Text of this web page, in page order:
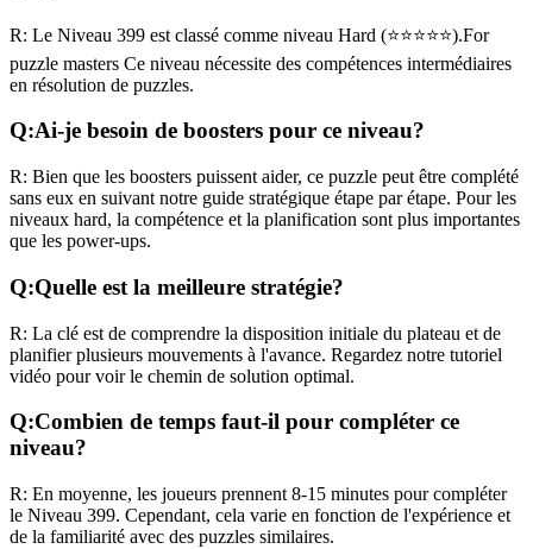
R: Le Niveau 399 est classé comme niveau Hard (⭐⭐⭐⭐⭐).For
puzzle masters Ce niveau nécessite des compétences intermédiaires
en résolution de puzzles.
Q:Ai-je besoin de boosters pour ce niveau?
R: Bien que les boosters puissent aider, ce puzzle peut être complété
sans eux en suivant notre guide stratégique étape par étape. Pour les
niveaux hard, la compétence et la planification sont plus importantes
que les power-ups.
Q:Quelle est la meilleure stratégie?
R: La clé est de comprendre la disposition initiale du plateau et de
planifier plusieurs mouvements à l'avance. Regardez notre tutoriel
vidéo pour voir le chemin de solution optimal.
Q:Combien de temps faut-il pour compléter ce
niveau?
R: En moyenne, les joueurs prennent 8-15 minutes pour compléter
le Niveau 399. Cependant, cela varie en fonction de l'expérience et
de la familiarité avec des puzzles similaires.